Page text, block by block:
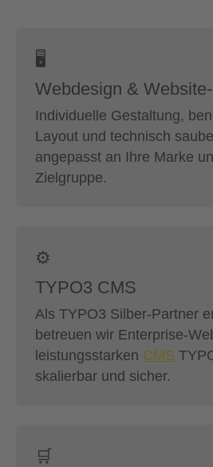
🖥
Webdesign &
Individuelle Gestaltung,
Layout und technisch
angepasst an Ihre Marke
Zielgruppe.
⚙️
TYPO3 CMS
Als TYPO3 Silber-Partner
betreuen wir Enterprise-
leistungsstarken CMS
skalierbar und sicher.
🛒